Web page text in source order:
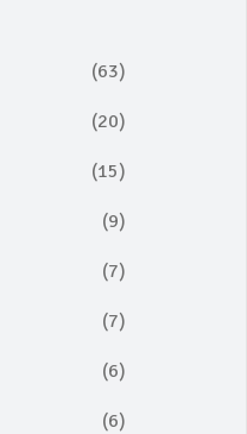
(63)
(20)
(15)
(9)
(7)
(7)
(6)
(6)